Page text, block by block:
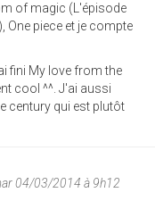
of magic (L'épisode
One piece et je compte
fini My love from the
cool ^^. J'ai aussi
century qui est plutôt
04/03/2014 à 9h12